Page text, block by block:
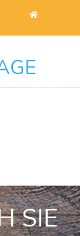
SIE